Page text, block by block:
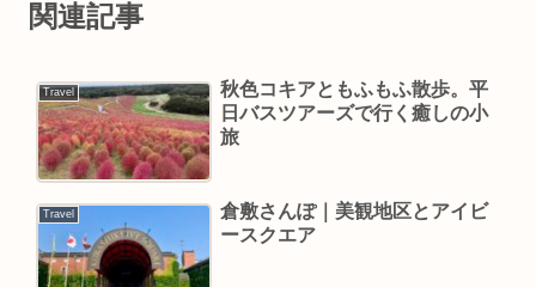
関連記事
Travel
秋色コキアともふもふ散歩。平
日バスツアーズで行く癒しの小
旅
Travel
倉敷さんぽ｜美観地区とアイビ
ースクエア